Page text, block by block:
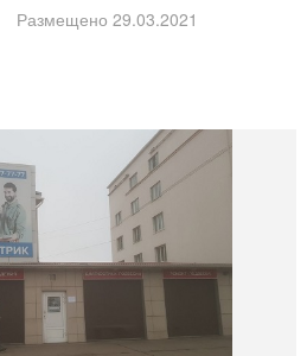
Размещено 29.03.2021